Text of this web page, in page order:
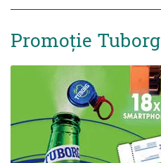
Promoție Tuborg